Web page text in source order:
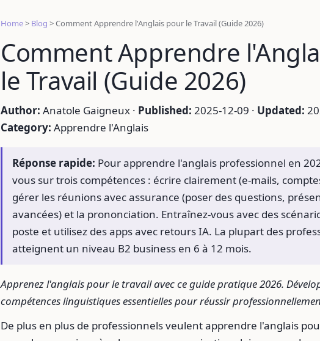
Home> Blog >Comment Apprendre l'Anglais pour le Travail (Guide 2026)
Comment Apprendre
le Travail (Guide 2026)
Author: Anatole Gaigneux · Published: 2025-12-09 · Updated:
Category: Apprendre l'Anglais
Réponse rapide: Pour apprendre l'anglais professionnel en
vous sur trois compétences : écrire clairement (e-mails,
gérer les réunions avec assurance (poser des questions,
avancées) et la prononciation. Entraînez-vous avec des
poste et utilisez des apps avec retours IA. La plupart des
atteignent un niveau B2 business en 6 à 12 mois.
Apprenez l'anglais pour le travail avec ce guide pratique 2026.
compétences linguistiques essentielles pour réussir
De plus en plus de professionnels veulent apprendre l'anglais